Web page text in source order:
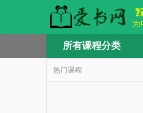
所有课程分类
热门课程